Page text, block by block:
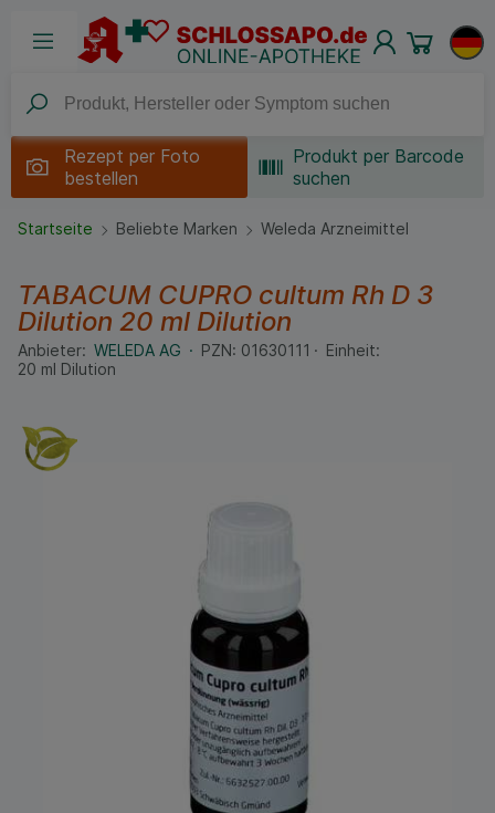
Rezept per Foto
bestellen
Produkt per Barcode
suchen
Startseite Beliebte Marken Weleda Arzneimittel
TABACUM CUPRO cultum Rh D 3
Dilution 20 ml Dilution
Anbieter: WELEDA AG PZN: 01630111
Einheit:
20 ml Dilution